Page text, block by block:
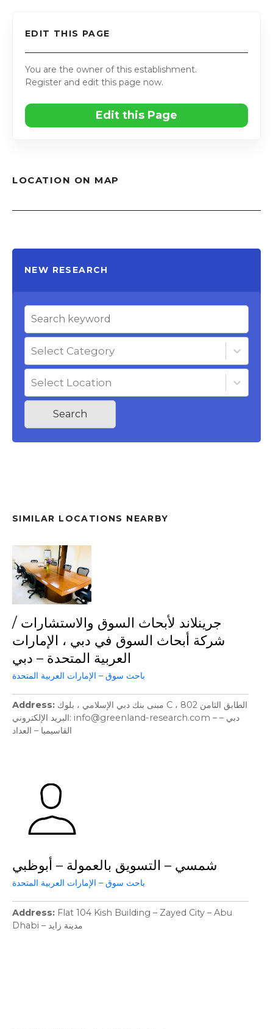
EDIT THIS PAGE
You are the owner of this establishment.
Register and edit this page now.
Edit this Page
LOCATION ON MAP
NEW RESEARCH
Select Category
Select Location
Search
SIMILAR LOCATIONS NEARBY
جرينلاند لأبحاث السوق والاستشارات /
شركة أبحاث السوق في دبي ، الإمارات
العربية المتحدة – دبي
باحث سوق – الإمارات العربية المتحدة
Address مبنى بنك دبي الإسلامي ، بلوك C ، الطابق الثامن 802
البريد الإلكتروني: info@greenland-research.com – دبي –
القاسيميا – العداد
شمسي – التسويق بالعمولة – أبوظبي
باحث سوق – الإمارات العربية المتحدة
Address
Flat 104 Kish Building – Zayed City – Abu
Dhabi – مدينة زايد